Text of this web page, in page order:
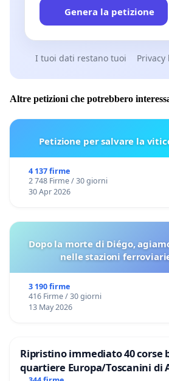
Genera la petizione
I tuoi dati restano tuoi
Altre petizioni che potrebbero
Petizione per salvare la
4 137 firme
2 748 Firme / 30 giorni
30 Apr 2026
Dopo la morte di Diégo,
nelle stazioni
3 190 firme
416 Firme / 30 giorni
13 May 2026
Ripristino immediato 40 corse
quartiere Europa/Toscanini di